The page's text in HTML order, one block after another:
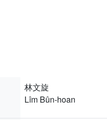
林文旋
Lîm Bûn-hoan